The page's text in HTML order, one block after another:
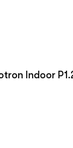
Indoor